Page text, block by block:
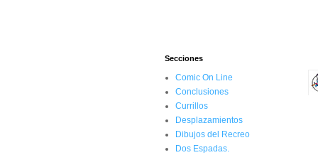
Secciones
Comic On Line
Conclusiones
Currillos
Desplazamientos
Dibujos del Recreo
Dos Espadas.